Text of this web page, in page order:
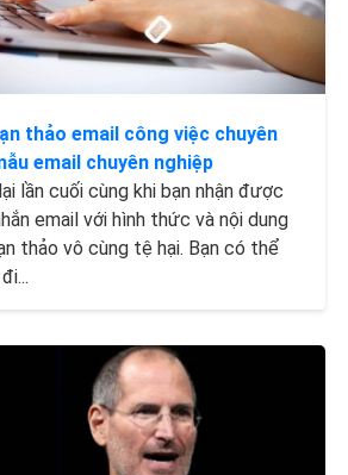
thảo email công việc chuyên
email chuyên nghiệp
lần cuối cùng khi bạn nhận được
email với hình thức và nội dung
thảo vô cùng tệ hại. Bạn có thể